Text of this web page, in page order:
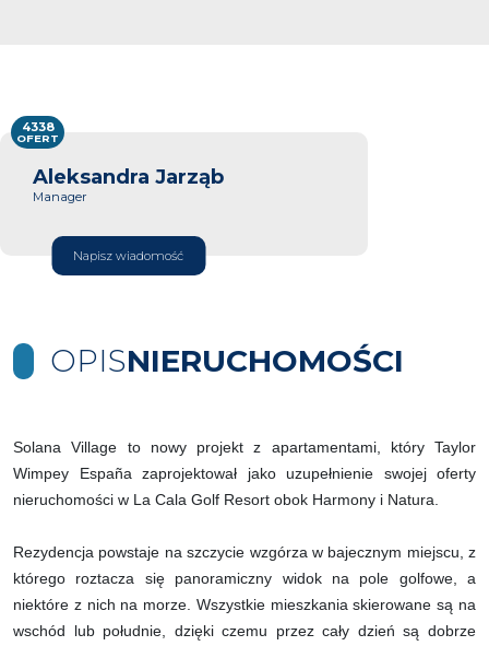
Aleksandra Jarząb
Manager
Napisz wiadomość
4338
OFERT
OPISNIERUCHOMOŚCI
Solana Village to nowy projekt z apartamentami, który Taylor
Wimpey España zaprojektował jako uzupełnienie swojej oferty
nieruchomości w La Cala Golf Resort obok Harmony i Natura.
Rezydencja powstaje na szczycie wzgórza w bajecznym miejscu, z
którego roztacza się panoramiczny widok na pole golfowe, a
niektóre z nich na morze. Wszystkie mieszkania skierowane są na
wschód lub południe, dzięki czemu przez cały dzień są dobrze